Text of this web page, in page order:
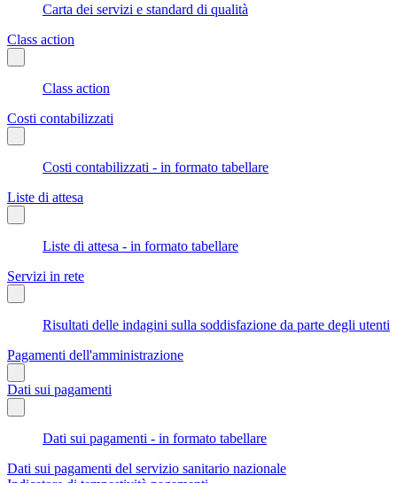
Carta dei servizi e standard di qualità
Class action
Class action
Costi contabilizzati
Costi contabilizzati - in formato tabellare
Liste di attesa
Liste di attesa - in formato tabellare
Servizi in rete
Risultati delle indagini sulla soddisfazione da parte degli utenti
Pagamenti dell'amministrazione
Dati sui pagamenti
Dati sui pagamenti - in formato tabellare
Dati sui pagamenti del servizio sanitario nazionale